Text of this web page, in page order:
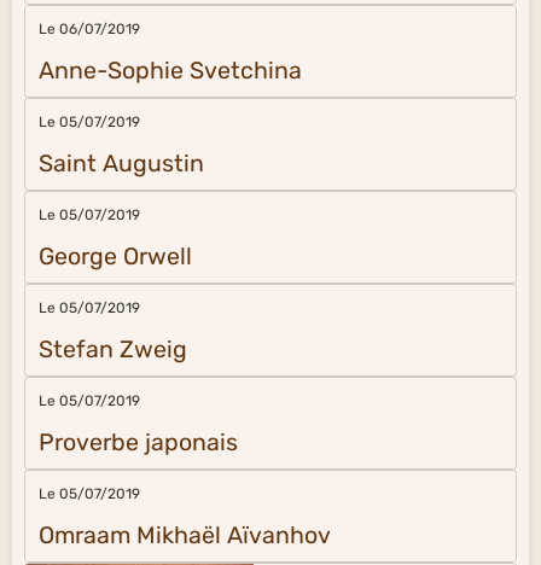
Le 06/07/2019
Anne-Sophie Svetchina
Le 05/07/2019
Saint Augustin
Le 05/07/2019
George Orwell
Le 05/07/2019
Stefan Zweig
Le 05/07/2019
Proverbe japonais
Le 05/07/2019
Omraam Mikhaël Aïvanhov